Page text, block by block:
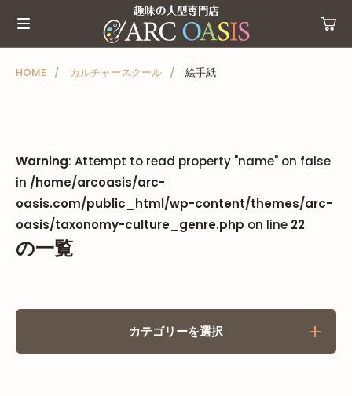
ュ
HOME カルチャースクール 絵手紙
Warning: Attempt to read property "name" on false
in /home/arcoasis/arc-
oasis.com/public_html/wp-content/themes/arc-
oasis/taxonomy-culture_genre.php on line 22
の一覧
カテゴリーを選択